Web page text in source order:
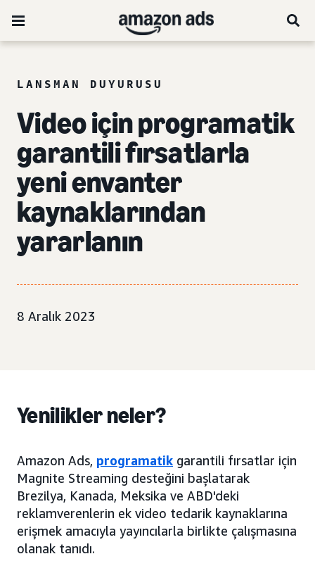
LANSMAN DUYURUSU
Video için programatik
garantili fırsatlarla
yeni envanter
kaynaklarından
yararlanın
8 Aralık 2023
Yenilikler neler?
Amazon Ads, programatik garantili fırsatlar için
Magnite Streaming desteğini başlatarak
Brezilya, Kanada, Meksika ve ABD'deki
reklamverenlerin ek video tedarik kaynaklarına
erişmek amacıyla yayıncılarla birlikte çalışmasına
olanak tanıdı.